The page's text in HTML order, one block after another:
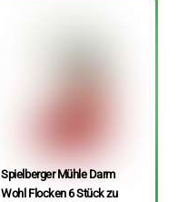
Spielberger Mühle Darm
Wohl Flocken 6 Stück zu